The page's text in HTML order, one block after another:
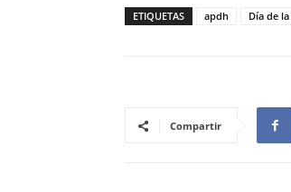
ETIQUETAS apdh Día de
Compartir